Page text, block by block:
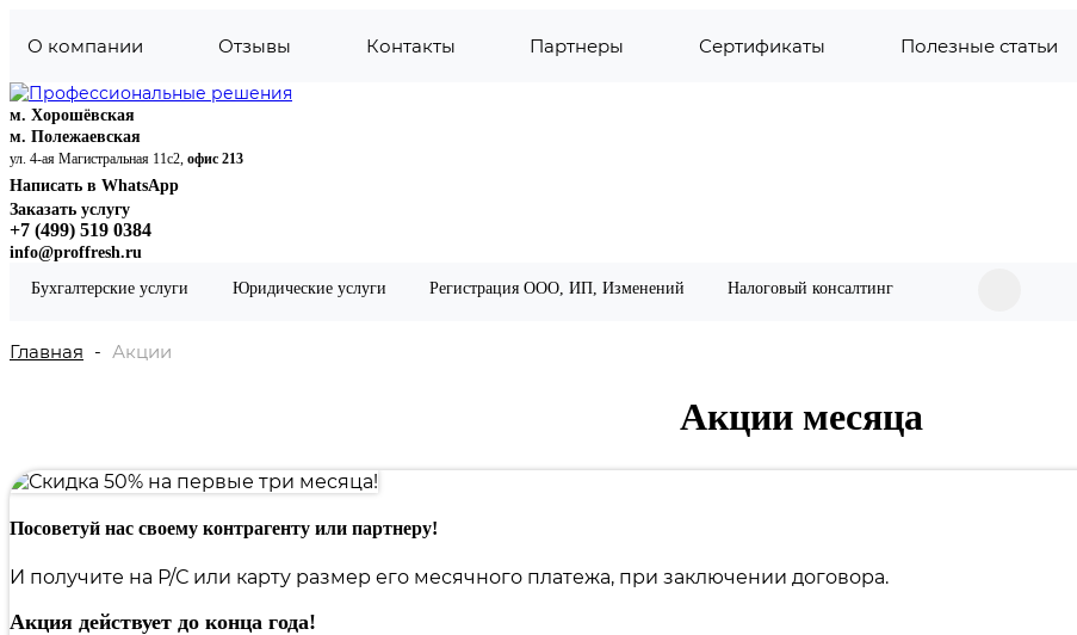
О компании Отзывы Контакты Партнеры Сертификаты Полезные статьи
м. Хорошёвская
м. Полежаевская
ул. 4-ая Магистральная 11с2, офис 213
Написать в WhatsApp
Заказать услугу
+7 (499) 519 0384
info@proffresh.ru
Бухгалтерские услуги
Юридические услуги Регистрация ООО, ИП, Изменений Налоговый консалтинг
Налоговый вычет по процентам
Налоговый вычет за лечение
Налоговый вычет за обучение
Начисление и контроль своевременности уплаты налогов и страховых взносов
Формирование и сдача отчетности в налоговую инспекцию и ФСС
Формирование и сдача отчетности в налоговую инспекцию (НДС, Налог на прибыль, Бухотчетность) и ФСС
Налоговая декларация 3-НДФЛ
Налоговая декларация 3-НДФЛ для ИП
Налоговая декларация 3-НДФЛ для иностранцев
Налоговая декларация 3-НДФЛ по ценным бумагам
Главная Акции
Акции месяца
Посоветуй нас своему контрагенту или партнеру!
И получите на Р/С или карту размер его месячного платежа, при заключении договора.
Акция действует до конца года!